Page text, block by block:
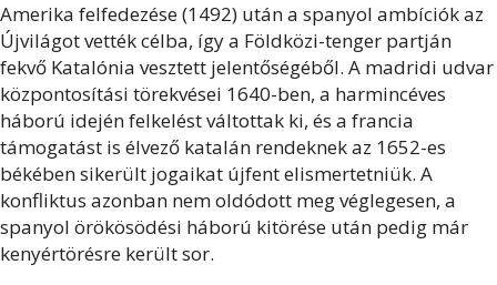
Amerika felfedezése (1492) után a spanyol ambíciók az
Újvilágot vették célba, így a Földközi-tenger partján
fekvő Katalónia vesztett jelentőségéből. A madridi udvar
központosítási törekvései 1640-ben, a harmincéves
háború idején felkelést váltottak ki, és a francia
támogatást is élvező katalán rendeknek az 1652-es
békében sikerült jogaikat újfent elismertetniük. A
konfliktus azonban nem oldódott meg véglegesen, a
spanyol örökösödési háború kitörése után pedig már
kenyértörésre került sor.